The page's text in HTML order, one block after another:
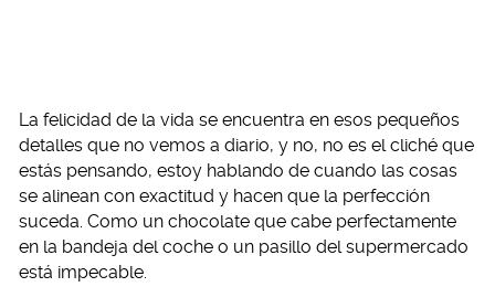
La felicidad de la vida se encuentra en esos pequeños
detalles que no vemos a diario, y no, no es el cliché que
estás pensando, estoy hablando de cuando las cosas
se alinean con exactitud y hacen que la perfección
suceda. Como un chocolate que cabe perfectamente
en la bandeja del coche o un pasillo del supermercado
está impecable.